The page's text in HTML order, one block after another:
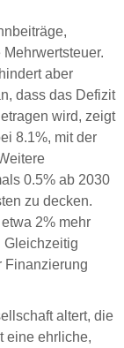
aber
dass das Defizit
wird, zeigt
8.1%, mit der
0.5% ab 2030
zu decken.
2% mehr
Gleichzeitig
Finanzierung
altert, die
eine ehrliche,